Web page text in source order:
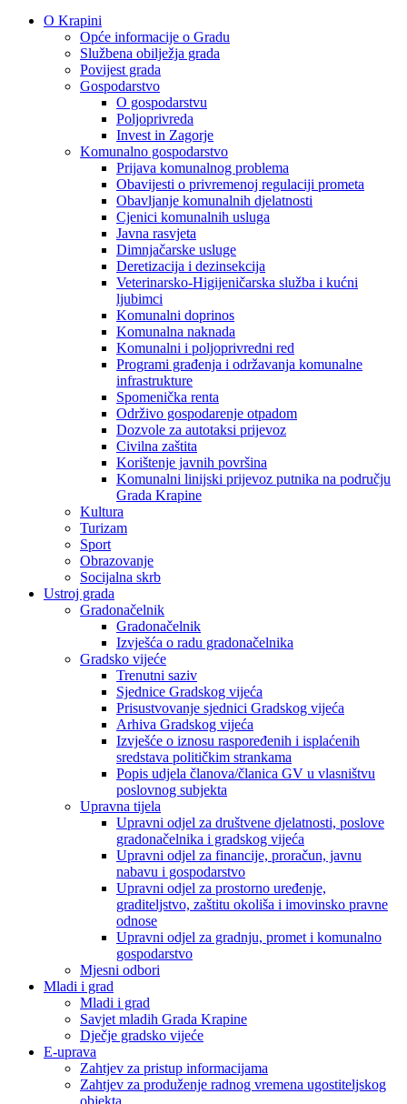
O Krapini
Opće informacije o Gradu
Službena obilježja grada
Povijest grada
Gospodarstvo
O gospodarstvu
Poljoprivreda
Invest in Zagorje
Komunalno gospodarstvo
Prijava komunalnog problema
Obavijesti o privremenoj regulaciji prometa
Obavljanje komunalnih djelatnosti
Cjenici komunalnih usluga
Javna rasvjeta
Dimnjačarske usluge
Deretizacija i dezinsekcija
Veterinarsko-Higijeničarska služba i kućni
ljubimci
Komunalni doprinos
Komunalna naknada
Komunalni i poljoprivredni red
Programi građenja i održavanja komunalne
infrastrukture
Spomenička renta
Održivo gospodarenje otpadom
Dozvole za autotaksi prijevoz
Civilna zaštita
Korištenje javnih površina
Komunalni linijski prijevoz putnika na području
Grada Krapine
Kultura
Turizam
Sport
Obrazovanje
Socijalna skrb
Ustroj grada
Gradonačelnik
Gradonačelnik
Izvješća o radu gradonačelnika
Gradsko vijeće
Trenutni saziv
Sjednice Gradskog vijeća
Prisustvovanje sjednici Gradskog vijeća
Arhiva Gradskog vijeća
Izvješće o iznosu raspoređenih i isplaćenih
sredstava političkim strankama
Popis udjela članova/članica GV u vlasništvu
poslovnog subjekta
Upravna tijela
Upravni odjel za društvene djelatnosti, poslove
gradonačelnika i gradskog vijeća
Upravni odjel za financije, proračun, javnu
nabavu i gospodarstvo
Upravni odjel za prostorno uređenje,
graditeljstvo, zaštitu okoliša i imovinsko pravne
odnose
Upravni odjel za gradnju, promet i komunalno
gospodarstvo
Mjesni odbori
Mladi i grad
Mladi i grad
Savjet mladih Grada Krapine
Dječje gradsko vijeće
E-uprava
Zahtjev za pristup informacijama
Zahtjev za produženje radnog vremena ugostiteljskog
objekta